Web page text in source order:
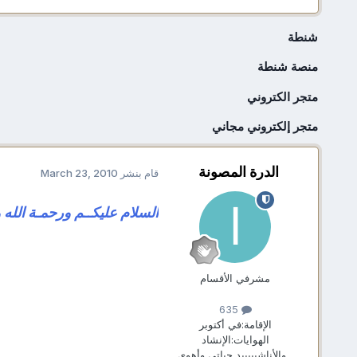
شنطة
منصة شنطة
متجر الكتروني
متجر إلكتروني مجاني
الدرة المصونة
مشرفي الأقسام
الإقامة:في أكتوبر
الهوايات:الإنشاد
قام بنشر March 23, 2010
السلام عليكــم ورحمـة الله